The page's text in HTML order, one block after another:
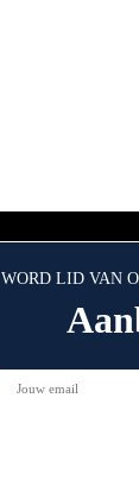
WORD LID VAN